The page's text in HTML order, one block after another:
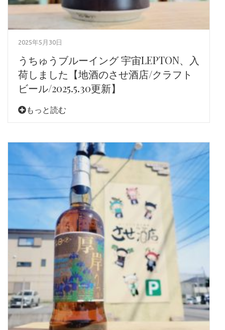
2025年5月30日
うちゅうブルーイング 宇宙LEPTON、入
荷しました【地酒のさせ酒店/クラフト
ビール/2025.5.30更新】
もっと読む